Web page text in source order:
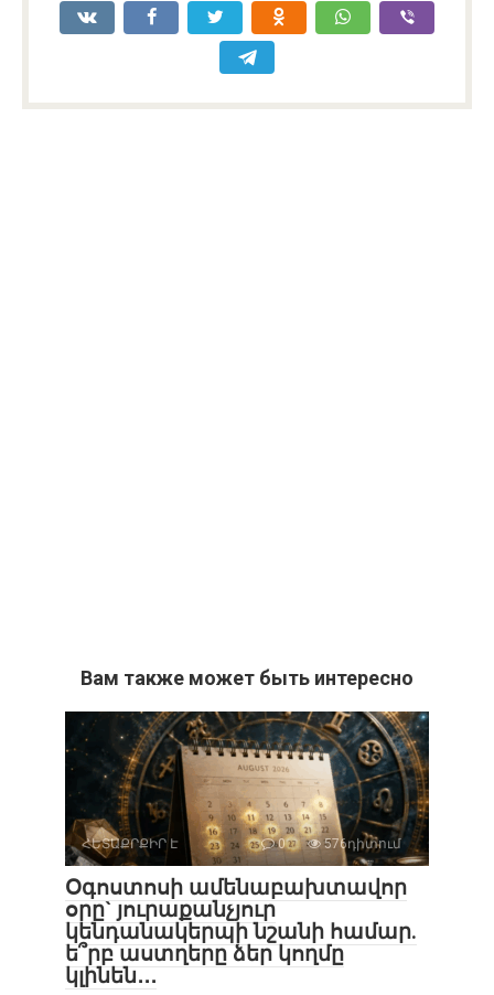
Вам также может быть интересно
ՀԵՏԱՔՐՔԻՐ Է 0 576դիտում
Օգոստոսի ամենաբախտավոր
օրը` յուրաքանչյուր
կենդանակերպի նշանի համար.
ե՞րբ աստղերը ձեր կողմը
կլինեն․․․